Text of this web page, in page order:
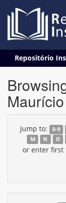
navigation
Repositório
Jump to: 0-9
M
N O
or enter first